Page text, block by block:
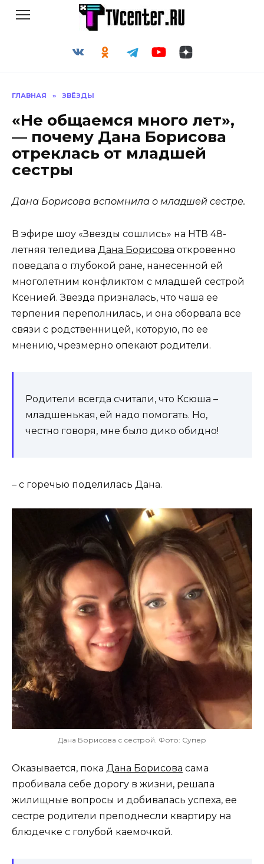
ГЛАВНАЯ » ЗВЁЗДЫ
«Не общаемся много лет»,
— почему Дана Борисова
отреклась от младшей
сестры
Дана Борисова вспомнила о младшей сестре.
В эфире шоу «Звезды сошлись» на НТВ 48-
летняя теледива Дана Борисова откровенно
поведала о глубокой ране, нанесенной ей
многолетним конфликтом с младшей сестрой
Ксенией. Звезда призналась, что чаша ее
терпения переполнилась, и она оборвала все
связи с родственницей, которую, по ее
мнению, чрезмерно опекают родители.
Родители всегда считали, что Ксюша –
младшенькая, ей надо помогать. Но,
честно говоря, мне было дико обидно!
– с горечью поделилась Дана.
Дана Борисова с сестрой. Фото: Супер
Оказывается, пока Дана Борисова сама
пробивала себе дорогу в жизни, решала
жилищные вопросы и добивалась успеха, ее
сестре родители преподнесли квартиру на
блюдечке с голубой каемочкой.